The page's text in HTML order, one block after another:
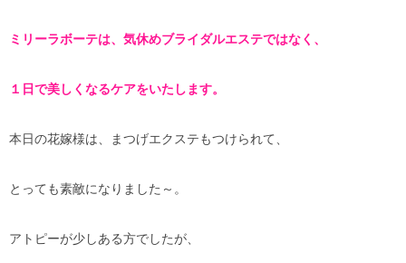
ミリーラボーテは、気休めブライダルエステではなく、
１日で美しくなるケアをいたします。
本日の花嫁様は、まつげエクステもつけられて、
とっても素敵になりました～。
アトピーが少しある方でしたが、